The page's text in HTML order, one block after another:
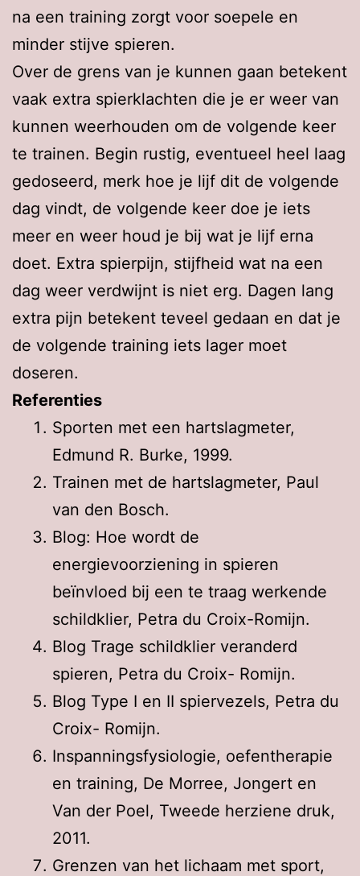
na een training zorgt voor soepele en
minder stijve spieren.
Over de grens van je kunnen gaan betekent
vaak extra spierklachten die je er weer van
kunnen weerhouden om de volgende keer
te trainen. Begin rustig, eventueel heel laag
gedoseerd, merk hoe je lijf dit de volgende
dag vindt, de volgende keer doe je iets
meer en weer houd je bij wat je lijf erna
doet. Extra spierpijn, stijfheid wat na een
dag weer verdwijnt is niet erg. Dagen lang
extra pijn betekent teveel gedaan en dat je
de volgende training iets lager moet
doseren.
Referenties
Sporten met een hartslagmeter,
Edmund R. Burke, 1999.
Trainen met de hartslagmeter, Paul
van den Bosch.
Blog: Hoe wordt de
energievoorziening in spieren
beïnvloed bij een te traag werkende
schildklier, Petra du Croix-Romijn.
Blog Trage schildklier veranderd
spieren, Petra du Croix- Romijn.
Blog Type I en II spiervezels, Petra du
Croix- Romijn.
Inspanningsfysiologie, oefentherapie
en training, De Morree, Jongert en
Van der Poel, Tweede herziene druk,
2011.
Grenzen van het lichaam met sport,